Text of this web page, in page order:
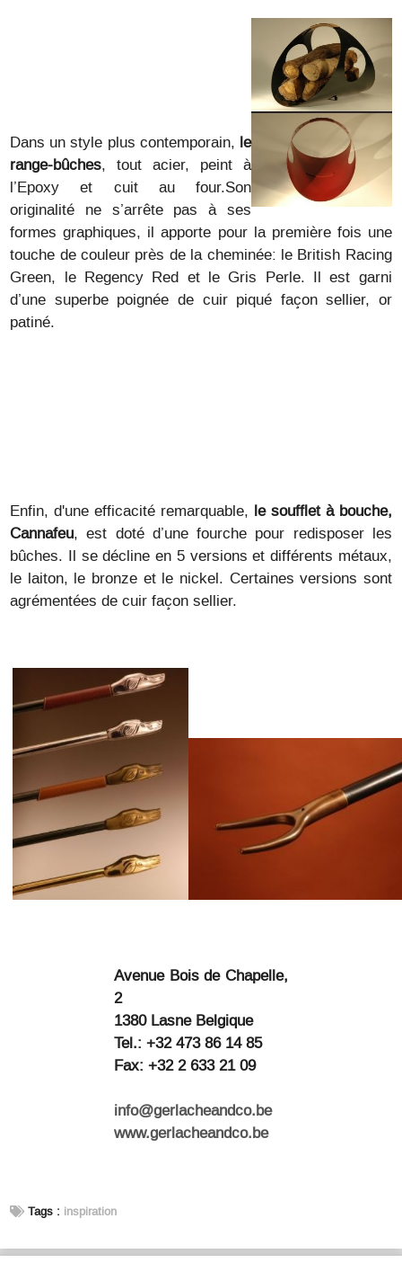
Dans un style plus contemporain, le
range-bûches, tout acier, peint à
l’Epoxy et cuit au four.Son
originalité ne s’arrête pas à ses
formes graphiques, il apporte pour la première fois une
touche de couleur près de la cheminée: le British Racing
Green, le Regency Red et le Gris Perle. Il est garni
d’une superbe poignée de cuir piqué façon sellier, or
patiné.
Enfin, d'une efficacité remarquable, le soufflet à bouche,
Cannafeu, est doté d’une fourche pour redisposer les
bûches. Il se décline en 5 versions et différents métaux,
le laiton, le bronze et le nickel. Certaines versions sont
agrémentées de cuir façon sellier.
Avenue Bois de Chapelle,
2
1380 Lasne Belgique
Tel.: +32 473 86 14 85
Fax: +32 2 633 21 09
info@gerlacheandco.be
www.gerlacheandco.be
Tags : inspiration